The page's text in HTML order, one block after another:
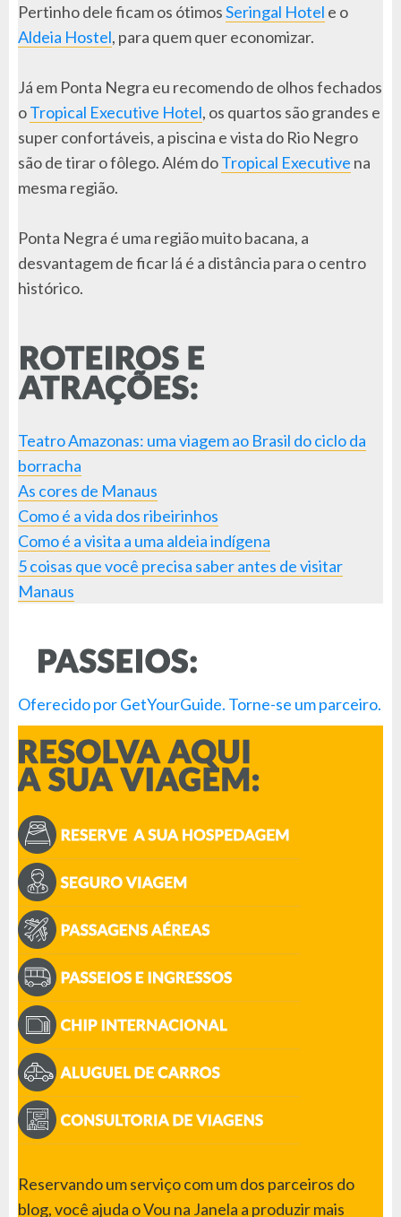
Pertinho dele ficam os ótimosSeringal Hotel e o
Aldeia Hostel, para quem quer economizar.
Já em Ponta Negra eu recomendo de olhos fechados
oTropical Executive Hotel, os quartos são grandes e
super confortáveis, a piscina e vista do Rio Negro
são de tirar o fôlego. Além doTropical Executive na
mesma região.
Ponta Negra é uma região muito bacana, a
desvantagem de ficar lá é a distância para o centro
histórico.
Teatro Amazonas: uma viagem ao Brasil do ciclo da
borracha
As cores de Manaus
Como é a vida dos ribeirinhos
Como é a visita a uma aldeia indígena
5 coisas que você precisa saber antes de visitar
Manaus
Oferecido por GetYourGuide. Torne-se um parceiro.
Reservando um serviço com um dos parceiros do
blog, você ajuda o Vou na Janela a produzir mais